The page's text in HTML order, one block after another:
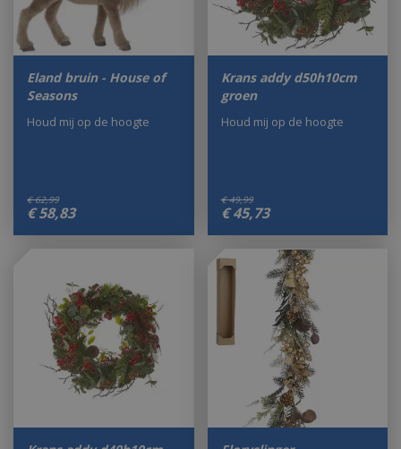
Eland bruin - House of
Seasons
€ 62,99
€ 58,83
Houd mij op de hoogte
Krans addy d50h10cm
groen
€ 49,99
€ 45,73
Houd mij op de hoogte